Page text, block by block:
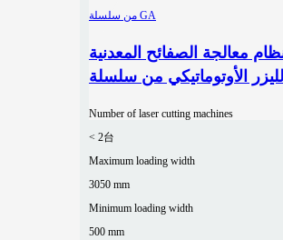
معالجة الصفائح المعدنية
Number of laser cutting machines
< 2台
Maximum loading width
3050 mm
Minimum loading width
500 mm